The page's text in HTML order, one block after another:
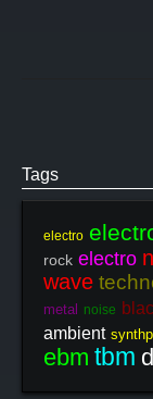
Tags
electro
rock electro
wave
metal
noise
ambient
ebm tbm